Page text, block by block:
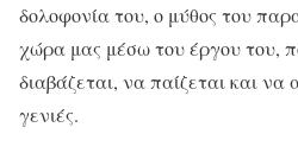
δολοφονία του, ο μύθος του
χώρα μας μέσω του έργου του,
διαβάζεται, να παίζεται και να
γενιές.